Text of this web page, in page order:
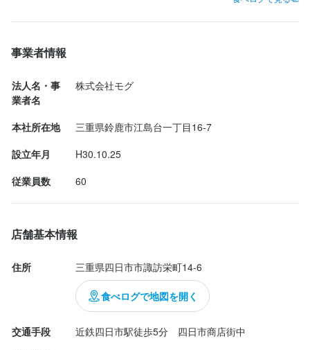
事業者情報
法人名・事
業者名
株式会社モグ
本社所在地
三重県鈴鹿市江島台一丁目16-7
設立年月
H30.10.25
従業員数
60
店舗基本情報
住所 三重県四日市市諏訪栄町14-6
食べログで地図を開く
交通手段
近鉄四日市駅徒歩5分　四日市商店街中
日曜日が定休日なので、ご家族やご友人と休みを合わせられま
す。ゴールデンウィークや夏季休暇、年末年始など長期休暇も取
身に付くスキル
仕入れ・食材の目利き
経験者、未経験者でも大歓迎！！
求める人物像
＜＜未経験大歓迎！＞＞
日曜日が定休日なので、ご家族やご友人と休みを合わせられま
す。ゴールデンウィークや夏季休暇、年末年始など長期休暇も取
身に付くスキル
仕入れ・食材の目利き
経験者、未経験者でも大歓迎！！
求める人物像
＜＜未経験大歓迎！＞＞
日曜日が定休日なので、ご家族やご友人と休みを合わせられま
す。ゴールデンウィークや夏季休暇、年末年始など長期休暇も取
身に付くスキル
仕入れ・食材の目利き
経験者、未経験者でも大歓迎！！
求める人物像
＜＜未経験大歓迎！＞＞
お店の採用担当者からのメッセージ
少しでも興味をお持ちでしたら、ぜひお気軽にご応募ください。
一度、カジュアルにお話しましょう。ご応募を心よりお待ちして
店名
居酒屋花火 四日市店
三重県四日市市諏訪栄町14-6
連絡先
お店の採用担当者からのメッセージ
少しでも興味をお持ちでしたら、ぜひお気軽にご応募ください。
一度、カジュアルにお話しましょう。ご応募を心よりお待ちして
店名
居酒屋花火 四日市店
三重県四日市市諏訪栄町14-6
連絡先